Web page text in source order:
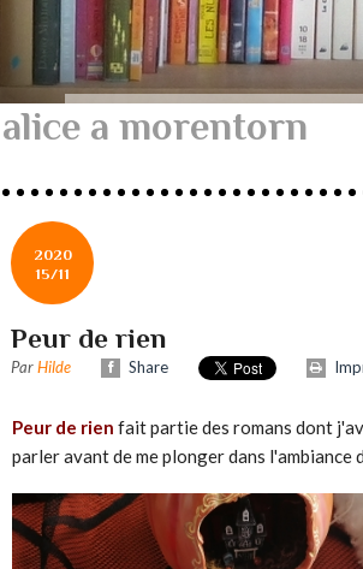
alice a morentorn
2020
15/11
Peur de rien
Par Hilde Share
Peur de rien fait partie des romans dont
parler avant de me plonger dans l'ambiance